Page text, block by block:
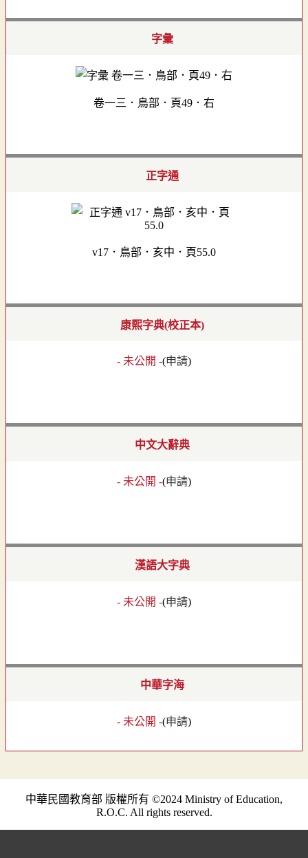
字彙
卷一三．鳥部．頁49．右
正字通
v17．鳥部．亥中．頁55.0
康熙字典(校正本)
- 未公開 -(申請)
中文大辭典
- 未公開 -(申請)
漢語大字典
- 未公開 -(申請)
中華字海
- 未公開 -(申請)
中華民國教育部 版權所有 ©2024 Ministry of Education,
R.O.C. All rights reserved.